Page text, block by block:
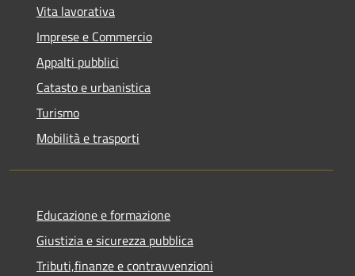
Vita lavorativa
Imprese e Commercio
Appalti pubblici
Catasto e urbanistica
Turismo
Mobilità e trasporti
Educazione e formazione
Giustizia e sicurezza pubblica
Tributi,finanze e contravvenzioni